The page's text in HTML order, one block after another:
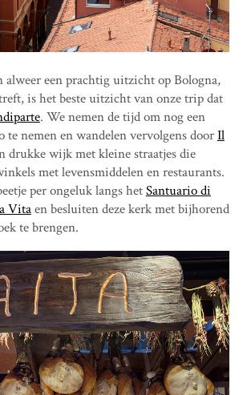
alweer een prachtig uitzicht op Bologna,
is het beste uitzicht van onze trip dat
. We nemen de tijd om nog een
te nemen en wandelen vervolgens doorIl
drukke wijk met kleine straatjes die
met levensmiddelen en restaurants.
per ongeluk langs hetSantuario di
Vitaen besluiten deze kerk met bijhorend
te brengen.